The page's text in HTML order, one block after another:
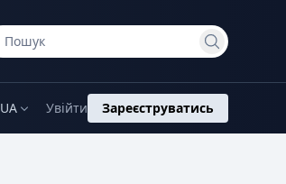
UA Увійти Зареєструватись